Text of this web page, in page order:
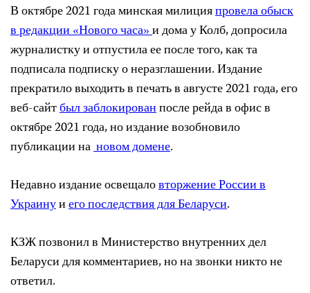
В октябре 2021 года минская милицияпровела обыск
в редакции «Нового часа»и дома у Колб, допросила
журналистку и отпустила ее после того, как та
подписала подписку о неразглашении. Издание
прекратило выходить в печать в августе 2021 года, его
веб-сайтбыл заблокированпосле рейда в офис в
октябре 2021 года, но издание возобновило
публикации нановом домене.
Недавно издание освещаловторжение России в
Украинуиего последствия для Беларуси.
КЗЖ позвонил в Министерство внутренних дел
Беларуси для комментариев, но на звонки никто не
ответил.